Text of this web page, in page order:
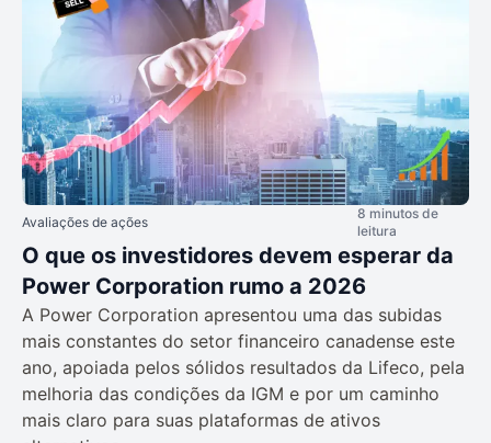
Avaliações de ações
8 minutos de
leitura
O que os investidores devem esperar da
Power Corporation rumo a 2026
A Power Corporation apresentou uma das subidas
mais constantes do setor financeiro canadense este
ano, apoiada pelos sólidos resultados da Lifeco, pela
melhoria das condições da IGM e por um caminho
mais claro para suas plataformas de ativos